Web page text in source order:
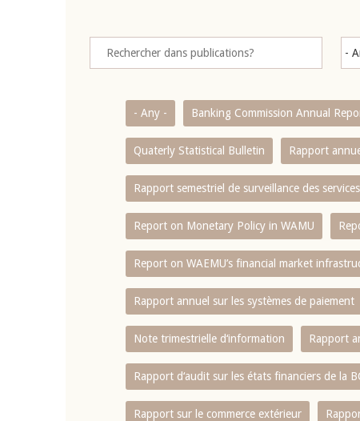
- Any - Banking Commission Annual
Quaterly Statistical Bulletin Rapport
Rapport semestriel de surveillance des
Report on Monetary Policy in WAMU
Report on WAEMU’s financial market
Rapport annuel sur les systèmes de paiement
Note trimestrielle d‘information Rapport
Rapport d‘audit sur les états financiers de la
Rapport sur le commerce extérieur